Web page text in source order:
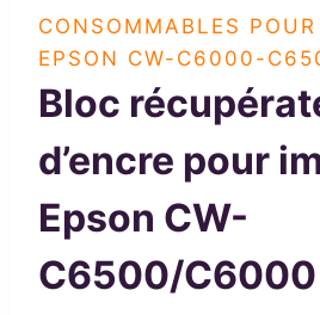
CONSOMMABLES
EPSON CW-C6000-
Bloc
d’encre pour
Epson CW-
C6500/C6000